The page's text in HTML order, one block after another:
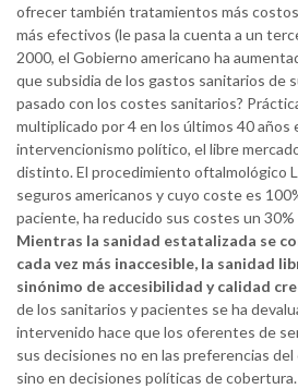
ofrecer también tratamientos más
más efectivos (le pasa la cuenta a un
2000, el Gobierno americano ha
que subsidia de los gastos sanitarios de
pasado con los costes sanitarios?
multiplicado por 4 en los últimos 40 años
intervencionismo político, el libre
distinto. El procedimiento oftalmológico
seguros americanos y cuyo coste es
paciente, ha reducido sus costes un 30%
Mientras la sanidad estatalizada se
cada vez más inaccesible, la sanidad
sinónimo de accesibilidad y calidad
de los sanitarios y pacientes se ha
intervenido hace que los oferentes de
sus decisiones no en las preferencias
sino en decisiones políticas de cobertura.